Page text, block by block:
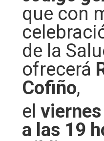
que con
de la
ofrecerá
Cofiño,
el
a las 19